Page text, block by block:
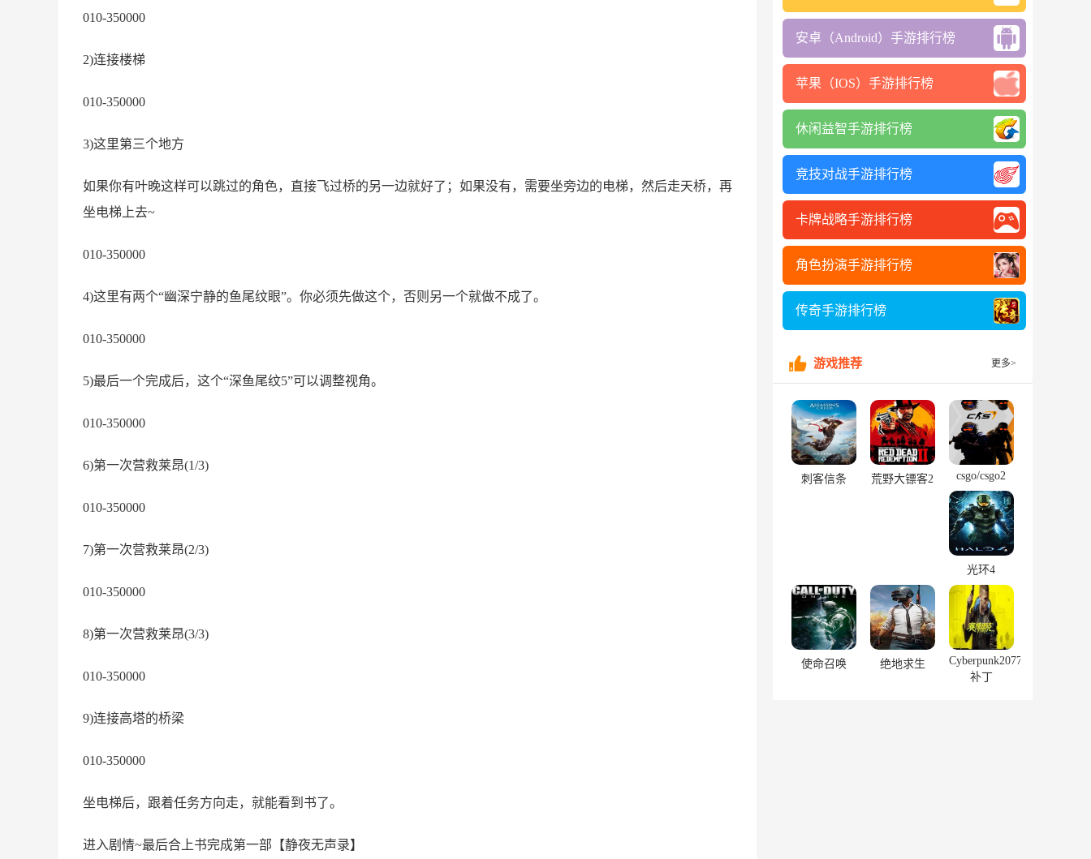
010-350000
2)连接楼梯
010-350000
3)这里第三个地方
如果你有叶晚这样可以跳过的角色，直接飞过桥的另一边就好了；如果没有，需要坐旁边的电梯，然后走天桥，再
坐电梯上去~
010-350000
4)这里有两个“幽深宁静的鱼尾纹眼”。你必须先做这个，否则另一个就做不成了。
010-350000
5)最后一个完成后，这个“深鱼尾纹5”可以调整视角。
010-350000
6)第一次营救莱昂(1/3)
010-350000
7)第一次营救莱昂(2/3)
010-350000
8)第一次营救莱昂(3/3)
010-350000
9)连接高塔的桥梁
010-350000
坐电梯后，跟着任务方向走，就能看到书了。
进入剧情~最后合上书完成第一部【静夜无声录】
安卓（Android）手游排行榜
苹果（IOS）手游排行榜
休闲益智手游排行榜
竞技对战手游排行榜
卡牌战略手游排行榜
角色扮演手游排行榜
传奇手游排行榜
游戏推荐 更多>
刺客信条 荒野大镖客2 csgo/csgo2
光环4
使命召唤 绝地求生
Cyberpunk2077
补丁